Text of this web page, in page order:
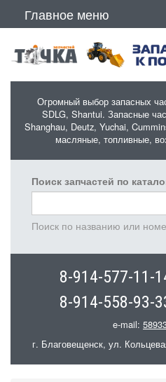
Главное меню
Огромный выбор запасных
SDLG, Shantui. Запасные
Shanghau, Deutz, Yuchai,
масляные, топливные,
Поиск запчастей по
Поиск по названию или
8-914-577-11-
8-914-558-93-
e-mail:
г. Благовещенск, ул.